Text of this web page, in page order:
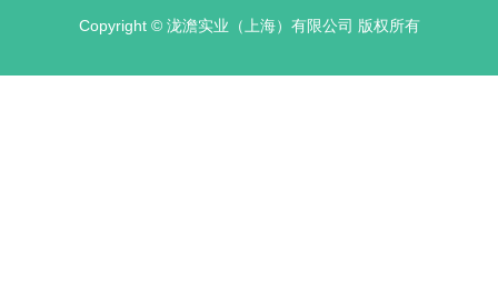
Copyright © 泷澹实业（上海）有限公司 版权所有